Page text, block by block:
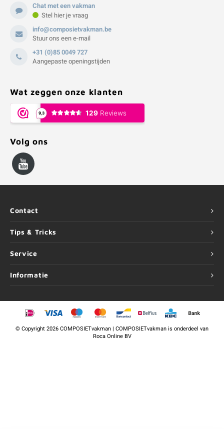
Chat met een vakman
Stel hier je vraag
info@composietvakman.be
Stuur ons een e-mail
+31 (0)85 0049 727
Aangepaste openingstijden
Wat zeggen onze klanten
Volg ons
Contact
Tips & Tricks
Service
Informatie
©Copyright2026 COMPOSIETvakman | COMPOSIETvakman is onderdeel van
Roca Online BV